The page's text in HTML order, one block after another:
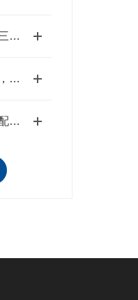
食品防腐剂检测设备推荐！三体宏科苯甲酸-钠检测仪，合规快速筛查各类食品
学校机关食堂食材自检优选，三体宏科农产品药物残留检测仪轻松应对食安检查
农贸市场入市农产品筛查标配设备，三体宏科农产品药物残留检测仪合规可溯源